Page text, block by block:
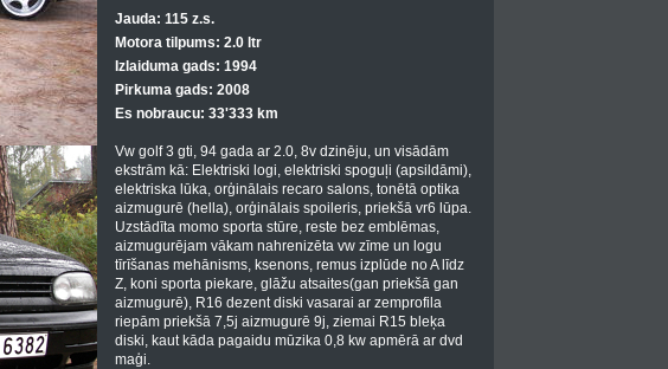
Jauda: 115 z.s.
Motora tilpums: 2.0 ltr
Izlaiduma gads: 1994
Pirkuma gads: 2008
Es nobraucu: 33'333 km
Vw golf 3 gti, 94 gada ar 2.0, 8v dzinēju, un visādām
ekstrām kā: Elektriski logi, elektriski spoguļi (apsildāmi),
elektriska lūka, orģinālais recaro salons, tonētā optika
aizmugurē (hella), orģinālais spoileris, priekšā vr6 lūpa.
Uzstādīta momo sporta stūre, reste bez emblēmas,
aizmugurējam vākam nahrenizēta vw zīme un logu
tīrīšanas mehānisms, ksenons, remus izplūde no A līdz
Z, koni sporta piekare, glāžu atsaites(gan priekšā gan
aizmugurē), R16 dezent diski vasarai ar zemprofila
riepām priekšā 7,5j aizmugurē 9j, ziemai R15 bleķa
diski, kaut kāda pagaidu mūzika 0,8 kw apmērā ar dvd
maģi.